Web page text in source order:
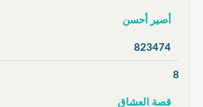
أصير أحسن
823474
8
قصة العشاق